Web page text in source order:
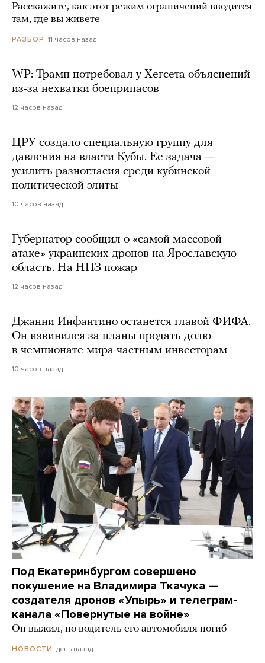
Расскажите, как этот режим ограничений вводится
там, где вы живете
РАЗБОР 11 часов назад
WP: Трамп потребовал у Хегсета объяснений
из-за нехватки боеприпасов
12 часов назад
ЦРУ создало специальную группу для
давления на власти Кубы. Ее задача —
усилить разногласия среди кубинской
политической элиты
10 часов назад
Губернатор сообщил о «самой массовой
атаке» украинских дронов на Ярославскую
область. На НПЗ пожар
12 часов назад
Джанни Инфантино останется главой ФИФА.
Он извинился за планы продать долю
в чемпионате мира частным инвесторам
10 часов назад
Под Екатеринбургом совершено
покушение на Владимира Ткачука —
создателя дронов «Упырь» и телеграм-
канала «Повернутые на войне»
Он выжил, но водитель его автомобиля погиб
НОВОСТИ день назад